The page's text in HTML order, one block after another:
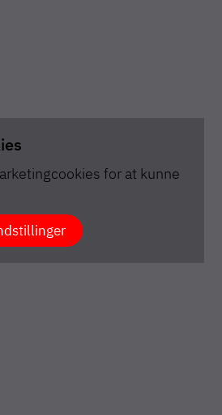
for at kunne